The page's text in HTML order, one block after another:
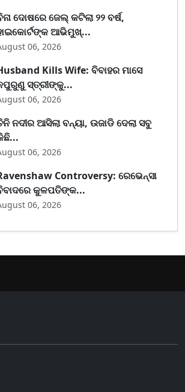
ଦୋଷରେ ଜେଲ୍ କଟିଲା ୨୨ ବର୍ଷ,
ଆଭିମୁଖ୍...
06, 2026
Kills Wife: ବିବାହର ମାସେ
ସ୍ତ୍ରୀଙ୍କୁ...
06, 2026
ନଦୀର ଆସିଲା ବନ୍ୟା, ଉଜାଡି ଦେଲା ସବୁ
06, 2026
Controversy: ରେଭେନ୍ସା
କୁଳପତିଙ୍କ...
06, 2026